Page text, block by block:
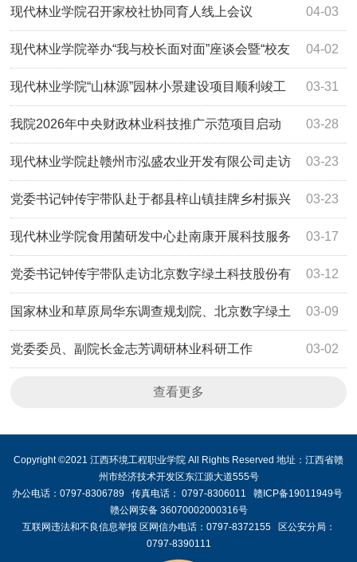
框架协议 04-03
现代林业学院召开家校社协同育人线上会议
04-02
现代林业学院举办“我与校长面对面”座谈会暨“校友
话成长”青春分享会 03-31
现代林业学院“山林源”园林小景建设项目顺利竣工
03-28
我院2026年中央财政林业科技推广示范项目启动
03-23
现代林业学院赴赣州市泓盛农业开发有限公司走访
交流 03-23
党委书记钟传宇带队赴于都县梓山镇挂牌乡村振兴
服务站 03-17
现代林业学院食用菌研发中心赴南康开展科技服务
与访企拓岗 03-12
党委书记钟传宇带队走访北京数字绿土科技股份有
限公司武汉分公司 03-09
国家林业和草原局华东调查规划院、北京数字绿土
科技股份有限公司来我院座谈交流 03-02
党委委员、副院长金志芳调研林业科研工作
查看更多
Copyright ©2021 江西环境工程职业学院 All Rights Reserved 地址：江西省赣
州市经济技术开发区东江源大道555号
办公电话：0797-8306789 传真电话： 0797-8306011 赣ICP备19011949号
赣公网安备 36070002000316号
互联网违法和不良信息举报 区网信办电话：0797-8372155 区公安分局：
0797-8390111